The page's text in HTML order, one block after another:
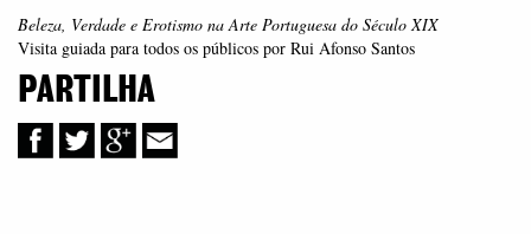
Beleza, Verdade e Erotismo na Arte Portuguesa do Século XIX
Visita guiada para todos os públicos por Rui Afonso Santos
PARTILHA